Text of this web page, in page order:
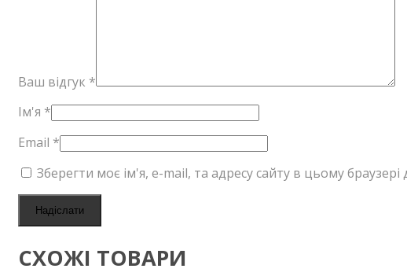
Ваш відгук *
Ім'я *
Email *
Зберегти моє ім'я, e-mail, та адресу сайту в цьому
СХОЖІ ТОВАРИ